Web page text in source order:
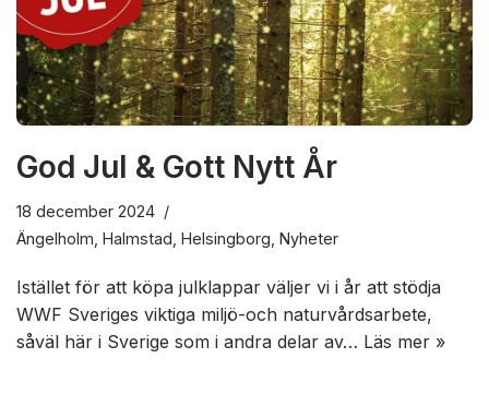
God Jul & Gott Nytt År
18 december 2024
Ängelholm Halmstad Helsingborg Nyheter
Istället för att köpa julklappar väljer vi i år att stödja
WWF Sveriges viktiga miljö-och naturvårdsarbete,
såväl här i Sverige som i andra delar av… Läs mer »